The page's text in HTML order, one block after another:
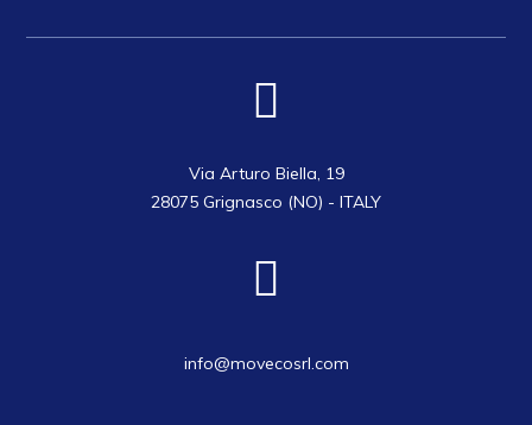
Via Arturo Biella, 19
28075 Grignasco (NO) - ITALY
info@movecosrl.com